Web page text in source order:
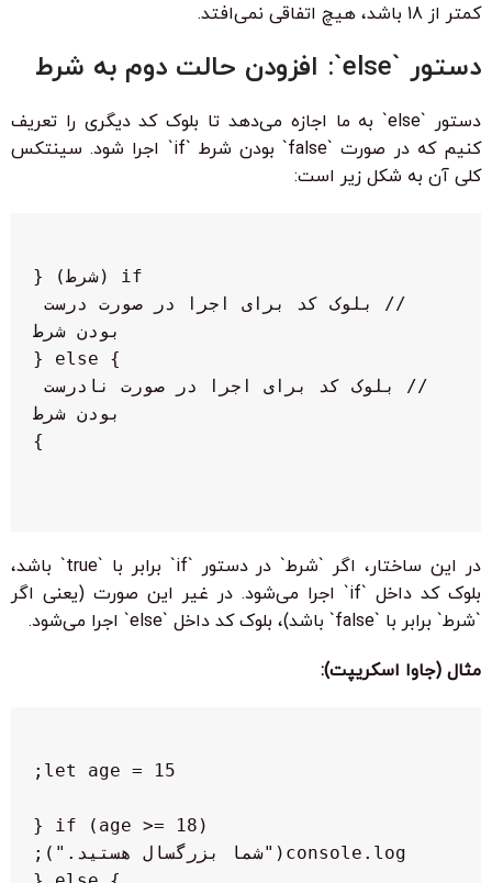
کمتر از 18 باشد، هیچ اتفاقی نمی‌افتد.
دستور `else`: افزودن حالت دوم به شرط
دستور `else` به ما اجازه می‌دهد تا بلوک کد دیگری را تعریف
کنیم که در صورت `false` بودن شرط `if` اجرا شود. سینتکس
کلی آن به شکل زیر است:
در این ساختار، اگر `شرط` در دستور `if` برابر با `true` باشد،
بلوک کد داخل `if` اجرا می‌شود. در غیر این صورت (یعنی اگر
`شرط` برابر با `false` باشد)، بلوک کد داخل `else` اجرا می‌شود.
مثال (جاوا اسکریپت):